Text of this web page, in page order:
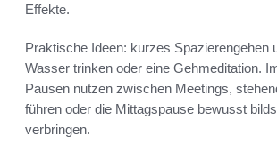
Effekte.
Praktische Ideen: kurzes Spazierengehen
Wasser trinken oder eine Gehmeditation.
Pausen nutzen zwischen Meetings,
führen oder die Mittagspause bewusst
verbringen.